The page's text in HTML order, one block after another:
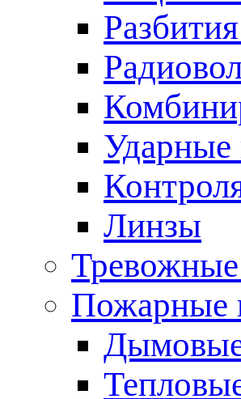
Ударные
Линзы
Пожарные